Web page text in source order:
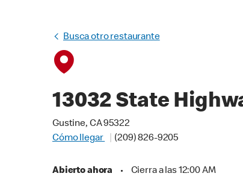
Busca otro restaurante
13032 State
Gustine, CA 95322
Cómo llegar
(209) 826-9205
Abierto ahora • Cierra a las 12:00 AM